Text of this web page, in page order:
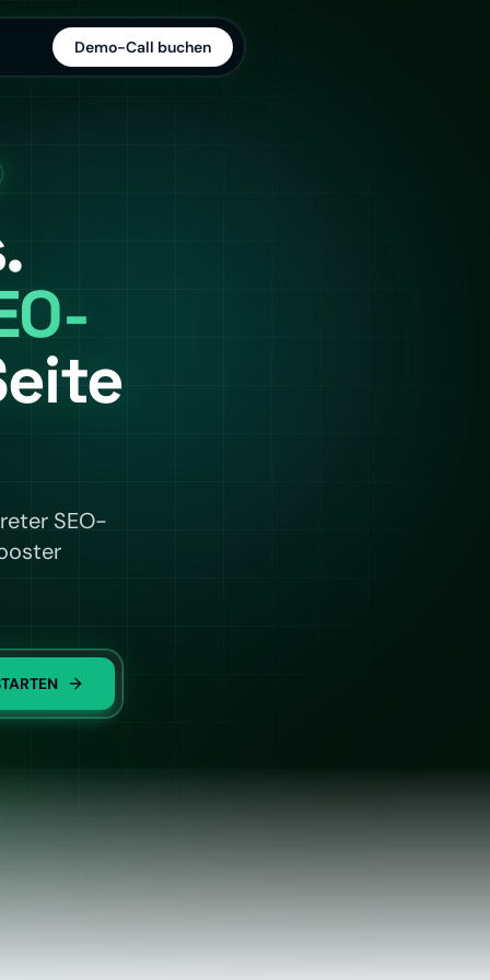
Demo-Call buchen
SEO-